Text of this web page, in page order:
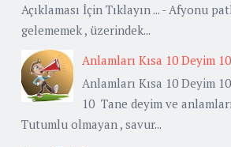
Açıklaması İçin Tıklayın ... - Afyonu
gelememek , üzerindek...
Anlamları Kısa 10 Deyim
Anlamları Kısa 10 Deyim
10 Tane deyim ve
Tutumlu olmayan , savur...